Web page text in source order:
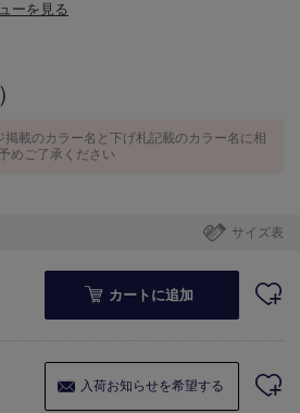
ーを見る
載のカラー名と下げ札記載のカラー名に相
めご了承ください
サイズ表
カートに追加
入荷お知らせを希望する